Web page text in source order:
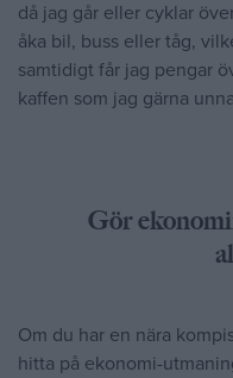
då jag går eller cyklar
åka bil, buss eller tåg,
samtidigt får jag pengar
kaffen som jag gärna
Gör
Om du har en nära
hitta på ekonomi-